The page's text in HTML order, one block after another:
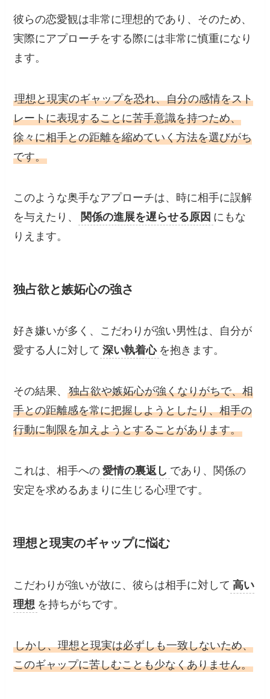
彼らの恋愛観は非常に理想的であり、そのため、
実際にアプローチをする際には非常に慎重になり
ます。
理想と現実のギャップを恐れ、自分の感情をスト
レートに表現することに苦手意識を持つため、
徐々に相手との距離を縮めていく方法を選びがち
です。
このような奥手なアプローチは、時に相手に誤解
を与えたり、
関係の進展を遅らせる原因 にもな
りえます。
独占欲と嫉妬心の強さ
好き嫌いが多く、こだわりが強い男性は、自分が
愛する人に対して 深い執着心 を抱きます。
その結果、独占欲や嫉妬心が強くなりがちで、相
手との距離感を常に把握しようとしたり、相手の
行動に制限を加えようとすることがあります。
これは、相手への 愛情の裏返し であり、関係の
安定を求めるあまりに生じる心理です。
理想と現実のギャップに悩む
こだわりが強いが故に、彼らは相手に対して 高い
理想 を持ちがちです。
しかし、理想と現実は必ずしも一致しないため、
このギャップに苦しむことも少なくありません。